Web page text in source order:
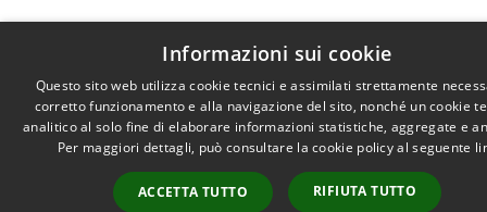
Informazioni sui cookie
Questo sito web utilizza cookie tecnici e assimilati strettamente
corretto funzionamento e alla navigazione del sito, nonché un cookie
analitico al solo fine di elaborare informazioni statistiche, aggregate e
Per maggiori dettagli, può consultare la cookie policy al seguente
ACCETTA TUTTO RIFIUTA TUTTO